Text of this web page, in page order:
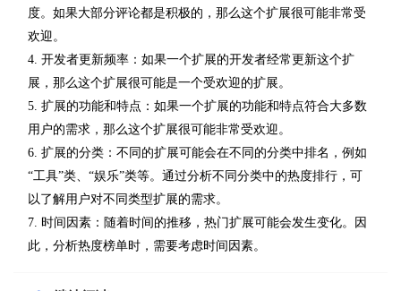
度。如果大部分评论都是积极的，那么这个扩展很可能非常受
欢迎。
4. 开发者更新频率：如果一个扩展的开发者经常更新这个扩
展，那么这个扩展很可能是一个受欢迎的扩展。
5. 扩展的功能和特点：如果一个扩展的功能和特点符合大多数
用户的需求，那么这个扩展很可能非常受欢迎。
6. 扩展的分类：不同的扩展可能会在不同的分类中排名，例如
“工具”类、“娱乐”类等。通过分析不同分类中的热度排行，可
以了解用户对不同类型扩展的需求。
7. 时间因素：随着时间的推移，热门扩展可能会发生变化。因
此，分析热度榜单时，需要考虑时间因素。